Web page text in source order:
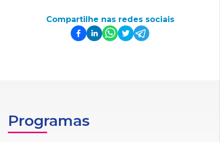
Compartilhe nas redes sociais
Programas